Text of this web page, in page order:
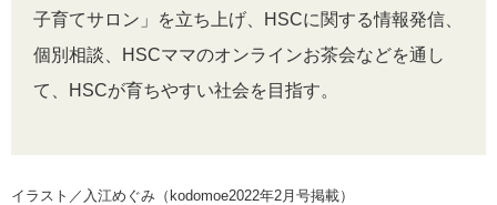
子育てサロン」を立ち上げ、HSCに関する情報発信、
個別相談、HSCママのオンラインお茶会などを通し
て、HSCが育ちやすい社会を目指す。
イラスト／入江めぐみ（kodomoe2022年2月号掲載）